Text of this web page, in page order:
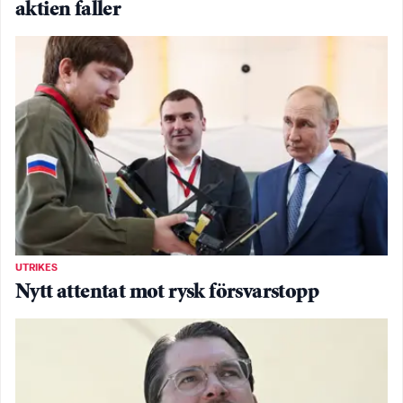
aktien faller
UTRIKES
Nytt attentat mot rysk försvarstopp